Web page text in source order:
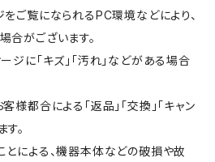
ご覧になられるPC環境などにより、
合がございます。
に「キズ」「汚れ」などがある場合
都合による「返品」「交換」「キャン
。
による、機器本体などの破損や故